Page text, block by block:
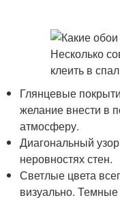
Глянцевые
желание внести в
атмосферу.
Диагональный
неровностях стен.
Светлые цвета
визуально.